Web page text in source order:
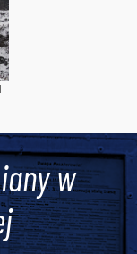
w